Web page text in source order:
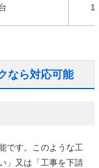
なら対応可能
です。このような工
」又は「工事を下請